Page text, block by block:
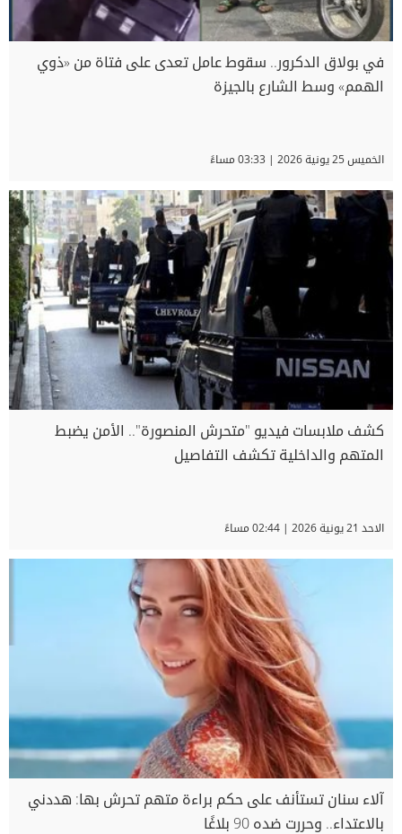
في بولاق الدكرور.. سقوط عامل تعدى على فتاة من «ذوي
الهمم» وسط الشارع بالجيزة
الخميس 25 يونية 2026 | 03:33 مساءً
كشف ملابسات فيديو "متحرش المنصورة".. الأمن يضبط
المتهم والداخلية تكشف التفاصيل
الاحد 21 يونية 2026 | 02:44 مساءً
آلاء سنان تستأنف على حكم براءة متهم تحرش بها: هددني
بالاعتداء.. وحررت ضده 90 بلاغًا